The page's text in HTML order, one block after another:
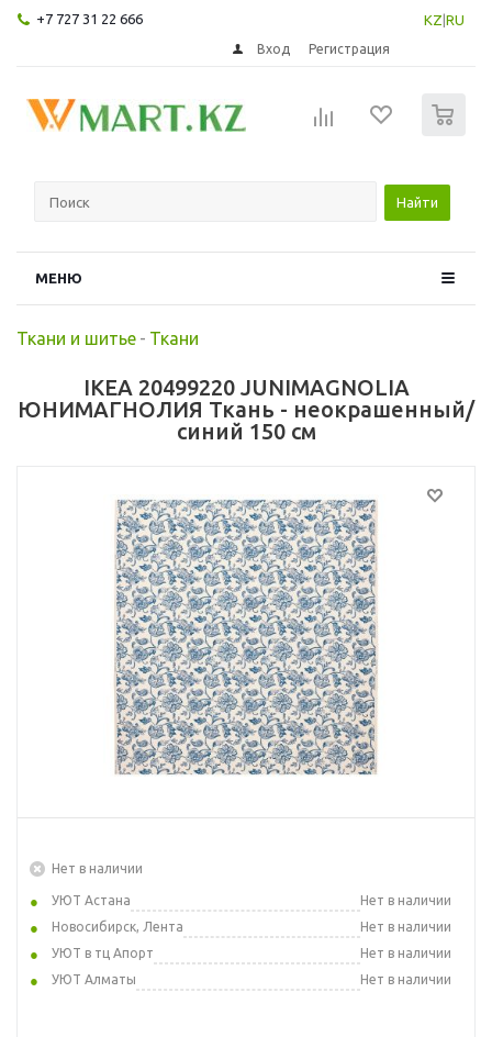
+7 727 31 22 666 KZ RU
Вход Регистрация
Найти
МЕНЮ
Ткани и шитье - Ткани
IKEA 20499220 JUNIMAGNOLIA
ЮНИМАГНОЛИЯ Ткань - неокрашенный/
синий 150 см
Нет в наличии
УЮТ Астана
Нет в наличии
Новосибирск, Лента
Нет в наличии
УЮТ в тц Апорт
Нет в наличии
УЮТ Алматы
Нет в наличии